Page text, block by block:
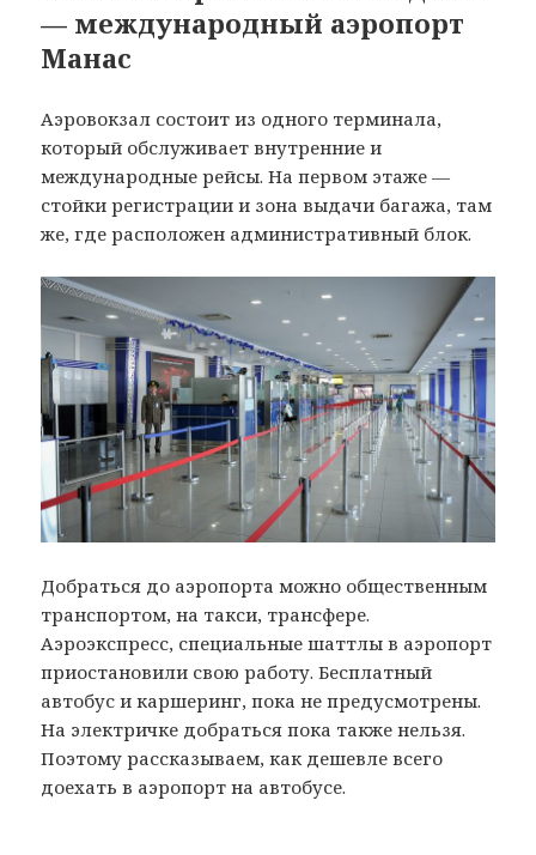
— международный аэропорт
Манас
Аэровокзал состоит из одного терминала,
который обслуживает внутренние и
международные рейсы. На первом этаже —
стойки регистрации и зона выдачи багажа, там
же, где расположен административный блок.
Добраться до аэропорта можно общественным
транспортом, на такси, трансфере.
Аэроэкспресс, специальные шаттлы в аэропорт
приостановили свою работу. Бесплатный
автобус и каршеринг, пока не предусмотрены.
На электричке добраться пока также нельзя.
Поэтому рассказываем, как дешевле всего
доехать в аэропорт на автобусе.